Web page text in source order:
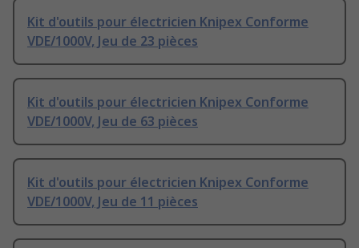
Kit d'outils pour électricien Knipex Conforme
VDE/1000V, Jeu de 23 pièces
Kit d'outils pour électricien Knipex Conforme
VDE/1000V, Jeu de 63 pièces
Kit d'outils pour électricien Knipex Conforme
VDE/1000V, Jeu de 11 pièces